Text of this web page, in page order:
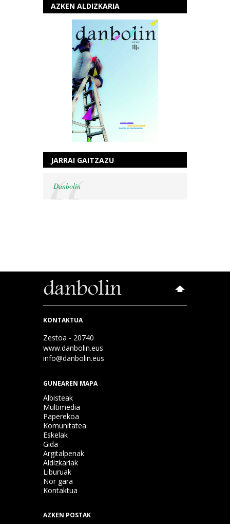
AZKEN ALDIZKARIA
JARRAI GAITZAZU
Danbolin
KONTAKTUA
Zestoa - 20740
www.danbolin.eus
info@danbolin.eus
GUNEAREN MAPA
Albisteak
Multimedia
Paperekoa
Komunitatea
Eskelak
Gida
Argitalpenak
Aldizkariak
Liburuak
Nor gara
Kontaktua
AZKEN POSTAK